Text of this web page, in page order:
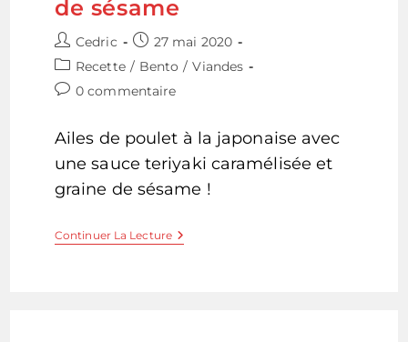
de sésame
Auteur/autrice
de
la
publication :
Cedric
Publication
publiée :
27 mai 2020
Post
category:
Recette / Bento / Viandes
Commentaires
publication :
0 commentaire
Ailes de poulet à la japonaise avec
une sauce teriyaki caramélisée et
graine de sésame !
Continuer La LectureTebasaki
–